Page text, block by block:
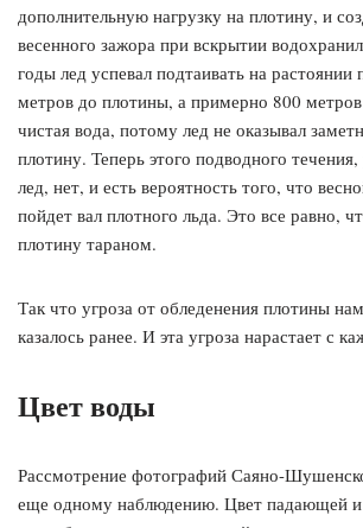
дополнительную нагрузку на плотину, и
весенного зажора при вскрытии
годы лед успевал подтаивать на
метров до плотины, а примерно 800
чистая вода, потому лед не оказывал
плотину. Теперь этого подводного
лед, нет, и есть вероятность того, что
пойдет вал плотного льда. Это все равно,
плотину тараном.
Так что угроза от обледенения плотины
казалось ранее. И эта угроза нарастает с
Цвет воды
Рассмотрение фотографий Саяно-
еще одному наблюдению. Цвет падающей